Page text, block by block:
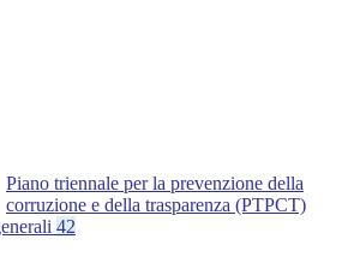
Piano triennale per la prevenzione della
corruzione e della trasparenza (PTPCT)
42